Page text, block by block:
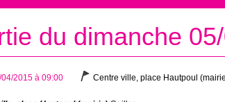
du dimanche
04/2015 à 09:00 Centre ville, place Hautpoul